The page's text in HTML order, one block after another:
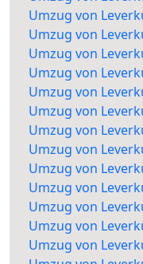
Umzug von
Umzug von
Umzug von
Umzug von
Umzug von
Umzug von
Umzug von
Umzug von
Umzug von
Umzug von
Umzug von
Umzug von
Umzug von